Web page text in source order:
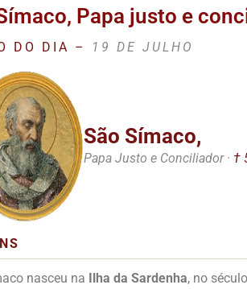
Papa justo e
DO DIA – 19 DE JULHO
São Símaco,
Papa Justo e Conciliador · †
nasceu na Ilha da Sardenha, no